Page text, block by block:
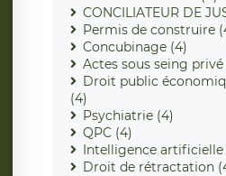
CONCILIATEUR DE
Permis de construire
Concubinage (4)
Actes sous seing privé
Droit public
(4)
Psychiatrie (4)
QPC (4)
Intelligence
Droit de rétractation